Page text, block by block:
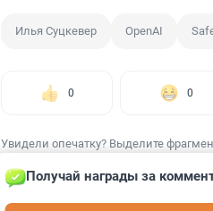
Илья Суцкевер OpenAI
0 0
Увидели опечатку? Выделите
Получай награды за